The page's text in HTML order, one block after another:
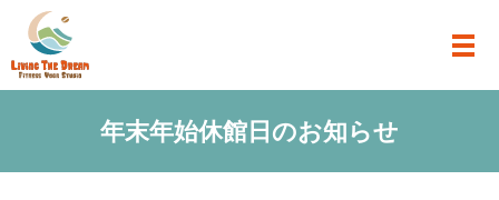
年末年始休館日のお知らせ